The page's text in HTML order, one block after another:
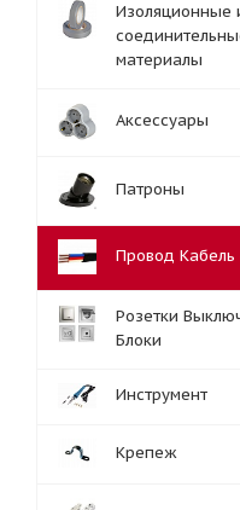
Изоляционные
материалы
Аксессуары
Патроны
Провод Кабель
Розетки
Блоки
Инструмент
Крепеж